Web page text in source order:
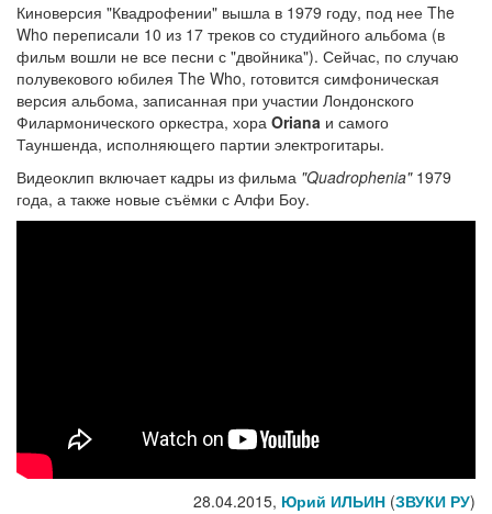
Киноверсия "Квадрофении" вышла в 1979 году, под нее The
Who переписали 10 из 17 треков со студийного альбома (в
фильм вошли не все песни с "двойника"). Сейчас, по случаю
полувекового юбилея The Who, готовится симфоническая
версия альбома, записанная при участии Лондонского
Филармонического оркестра, хора Oriana и самого
Тауншенда, исполняющего партии электрогитары.
Видеоклип включает кадры из фильма "Quadrophenia"1979
года, а также новые съёмки с Алфи Боу.
28.04.2015, Юрий ИЛЬИН (ЗВУКИ РУ)